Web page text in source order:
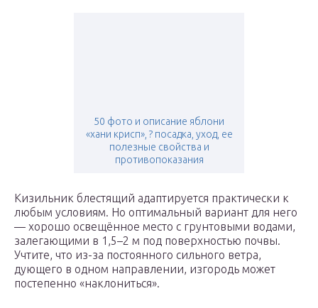
50 фото и описание яблони
«хани крисп», ? посадка, уход, ее
полезные свойства и
противопоказания
Кизильник блестящий адаптируется практически к
любым условиям. Но оптимальный вариант для него
— хорошо освещённое место с грунтовыми водами,
залегающими в 1,5–2 м под поверхностью почвы.
Учтите, что из-за постоянного сильного ветра,
дующего в одном направлении, изгородь может
постепенно «наклониться».